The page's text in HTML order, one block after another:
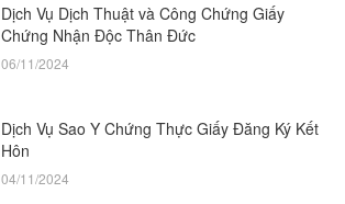
Dịch Vụ Dịch Thuật và Công Chứng Giấy
Chứng Nhận Độc Thân Đức
06/11/2024
Dịch Vụ Sao Y Chứng Thực Giấy Đăng Ký Kết
Hôn
04/11/2024